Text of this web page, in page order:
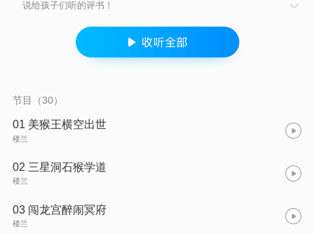
说给孩子们听的评书！
节目（30）
01 美猴王横空出世
楼兰
02 三星洞石猴学道
楼兰
03 闯龙宫醉闹冥府
楼兰